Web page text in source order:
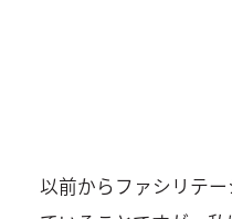
以前からファシリテ